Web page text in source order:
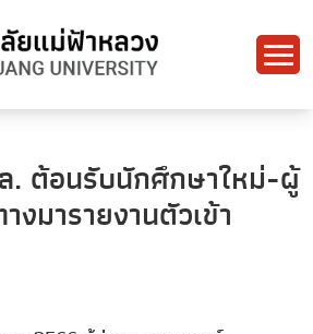
. ต้อนรับนักศึกษาใหม่-ผู้
งมารายงานตัวเข้า